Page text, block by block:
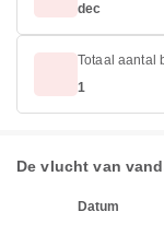
dec
Totaal aantal
1
De vlucht van
Datum